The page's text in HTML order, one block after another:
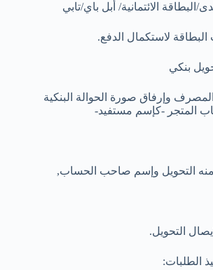
الائتمانية/ أبل باي/تابي
البطاقة لاستكمال الدفع.
بنكي
وإرفاق صورة الحوالة البنكية
المتجر -كإسم مستفيد-
التحويل وإسم صاحب الحساب,
التحويل.
الطلبات: